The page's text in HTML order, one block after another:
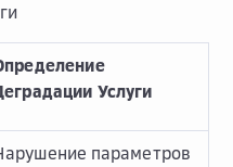
Услуги
параметров